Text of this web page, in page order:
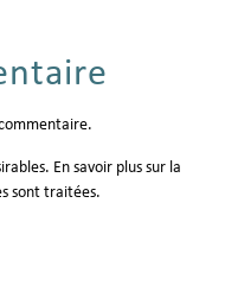
En savoir plus sur la
sont traitées.